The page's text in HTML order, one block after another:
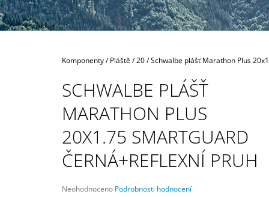
Domů
Komponenty/ Pláště/20/Schwalbe plášť Marathon Plus
SCHWALBE PLÁŠŤ
MARATHON PLUS
20X1.75 SMARTGUARD
ČERNÁ+REFLEXNÍ PRUH
Průměrné
Neohodnoceno Podrobnosti hodnocení
335 Kč